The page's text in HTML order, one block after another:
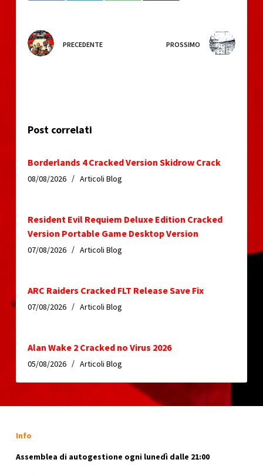
PRECEDENTE PROSSIMO
Post correlati
Borderlands 4 Cracked Version Skidrow Crack
08/08/2026 Articoli Blog
Resident Evil Requiem Deluxe Edition Cracked
Version Portable Game Desktop Version
07/08/2026 Articoli Blog
ARC Raiders Cracked FLT Release Save Fix
07/08/2026 Articoli Blog
Alan Wake 2 Cracked no Virus 2026
05/08/2026 Articoli Blog
Info
Assemblea di autogestione ogni lunedì dalle 21:00